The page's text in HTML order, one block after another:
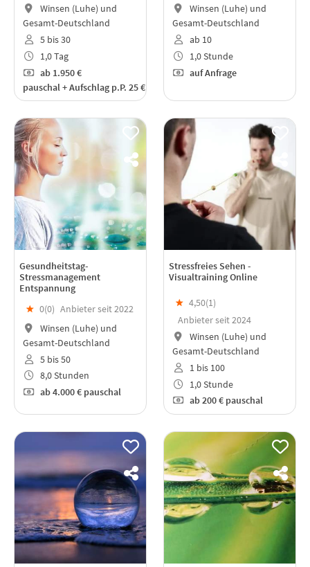
Winsen (Luhe) und
Gesamt-Deutschland
5 bis 30
1,0 Tag
ab1.950 €
pauschal + Aufschlag p.P. 25 €
Winsen (Luhe) und
Gesamt-Deutschland
ab 10
1,0 Stunde
auf Anfrage
Gesundheitstag-
Stressmanagement
Entspannung
★ 0(0) Anbieter seit 2022
Winsen (Luhe) und
Gesamt-Deutschland
5 bis 50
8,0 Stunden
ab4.000 € pauschal
Stressfreies Sehen -
Visualtraining Online
★ 4,50(1)
Anbieter seit 2024
Winsen (Luhe) und
Gesamt-Deutschland
1 bis 100
1,0 Stunde
ab200 € pauschal